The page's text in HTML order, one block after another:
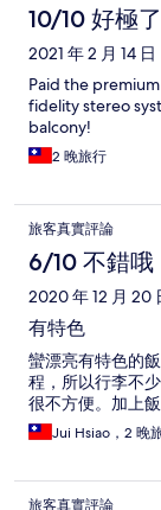
10/10 好極了
2021 年 2 月 14 日
Paid the
fidelity stereo
balcony!
2 晚旅行
旅客真實評論
6/10 不錯哦
2020 年 12 月 20
有特色
蠻漂亮有特色的
程，所以行李不
很不方便。加上
Jui Hsiao，2 晚
旅客真實評論